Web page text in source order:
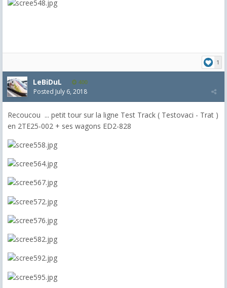
1
LeBiDuL 400
Posted July 6, 2018
Recoucou ... petit tour sur la ligne Test Track ( Testovaci - Trat )
en 2TE25-002 + ses wagons ED2-828